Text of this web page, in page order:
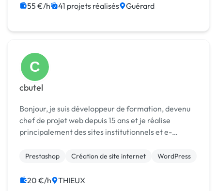
Back-end
Base de données Docker
55 €/h 41 projets réalisés Guérard
C
cbutel
Bonjour, je suis développeur de formation, devenu
chef de projet web depuis 15 ans et je réalise
principalement des sites institutionnels et e-
projet web intégralement (analyse du besoin, r...
Prestashop Création de site internet WordPress
20 €/h THIEUX